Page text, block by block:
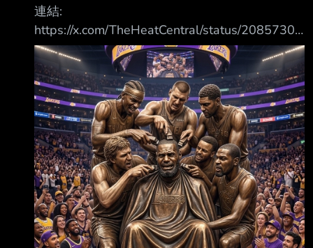
連結:
https://x.com/TheHeatCentral/status/20857302
10398318621?s=20 Heat Central
@TheHeatCentral Mari Chalmers says Michael
Jordan is the GOAT and NOBODY fears LeBron:
“This man was 6-0 in the finals. He dominated
the 90s basically. Yes Bron went to 9 straig